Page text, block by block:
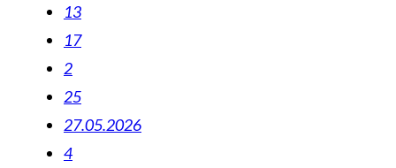
13
17
2
25
27.05.2026
4